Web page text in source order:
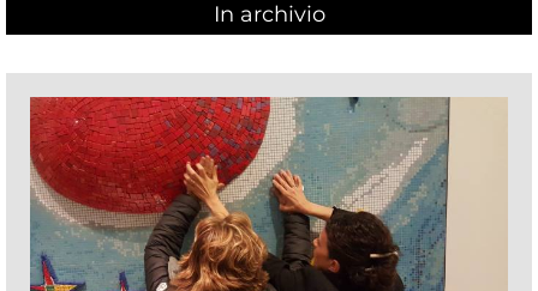
In archivio